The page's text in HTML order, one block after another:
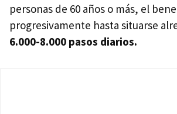
personas de 60 años o más, el
progresivamente hasta situarse
6.000-8.000 pasos diarios.